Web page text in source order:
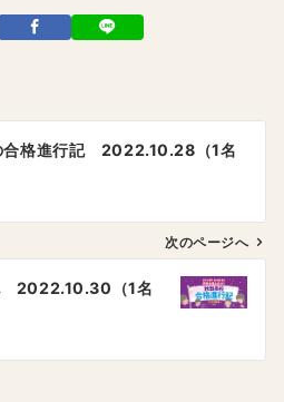
合格進行記 2022.10.28（1名
次のページへ
2022.10.30（1名